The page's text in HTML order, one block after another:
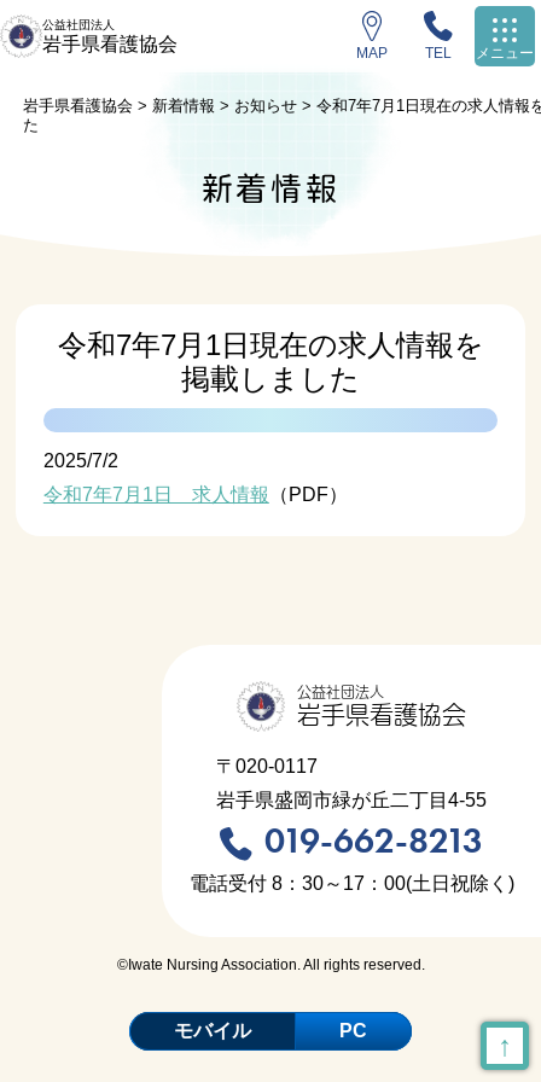
公益社団法人
岩手県看護協会 MAP TEL メニュー
岩手県看護協会 > 新着情報 > お知らせ >令和7年7月1日現在の求人情報
た
新着情報
令和7年7月1日現在の求人情報を
掲載しました
2025/7/2
令和7年7月1日 求人情報
（PDF）
↑
公益社団法人
岩手県看護協会
〒020-0117
岩手県盛岡市緑が丘二丁目4-55
019-662-8213
電話受付 8：30～17：00(土日祝除く)
©Iwate Nursing Association. All rights reserved.
モバイル PC